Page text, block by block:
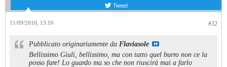
Tweet
#32
11/09/2010, 13:10
Pubblicato originariamente da Flaviasole
Bellissimo Giuli, bellissimo, ma con tutto quel burro non ce la
posso fare! Lo guardo ma so che non riuscirà mai a farlo